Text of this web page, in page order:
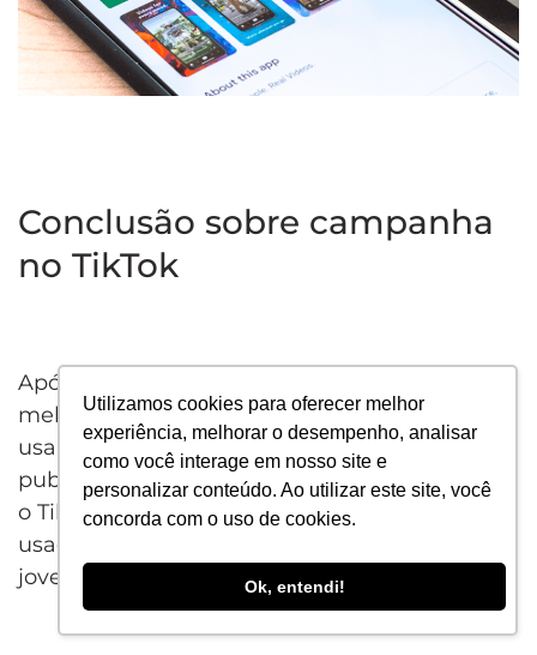
Utilizamos cookies para oferecer melhor
experiência, melhorar o desempenho, analisar
como você interage em nosso site e
personalizar conteúdo. Ao utilizar este site, você
concorda com o uso de cookies.
Ok, entendi!
Conclusão sobre campanha
no TikTok
Após ler este artigo, você deve ter uma
melhor compreensão de como você pode
usar o TikTok para criar uma campanha
publicitária de sucesso. Tenha em mente que
o TikTok é um aplicativo de mídia social que é
usado principalmente por um público mais
jovem.